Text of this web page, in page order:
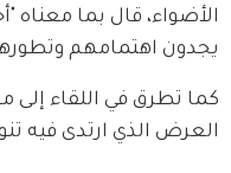
الأضواء، قال بما
يجدون اهتمامهم
كما تطرق في اللقاء إلى
العرض الذي ارتدى فيه